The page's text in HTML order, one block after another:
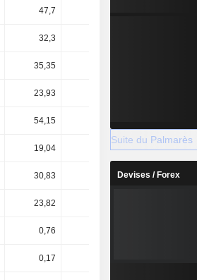
47,7
32,3
35,35
23,93
54,15
19,04 11,82 10,52
30,83 19,19
23,82
0,76
0,17
Suite du Palmarès
Devises / Forex